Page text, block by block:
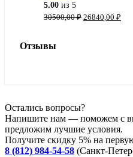
5.00 из 5
30500,00₽ Первоначальная
26840,00 ₽
Отзывы
Остались вопросы?
Напишите нам — поможем с
предложим лучшие условия.
Получите скидку 5% на
8 (812) 984-54-58 (Санкт-